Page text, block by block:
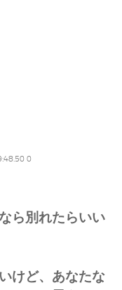
0
ら別れたらいい
けど、あなたな